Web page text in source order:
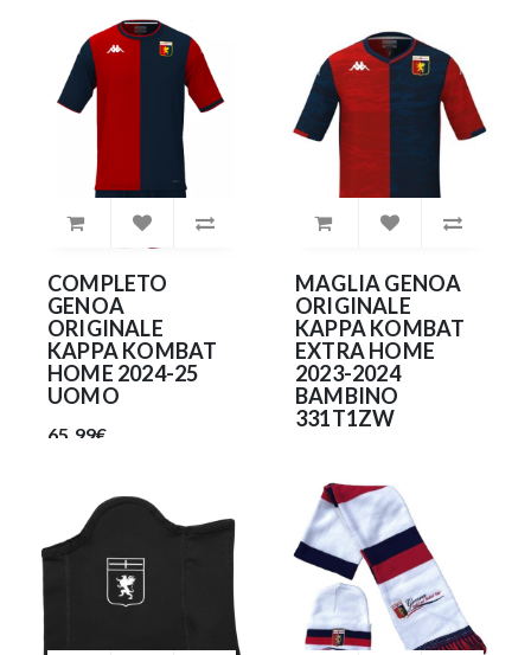
COMPLETO
GENOA
ORIGINALE
KAPPA KOMBAT
HOME 2024-25
UOMO
65.99€
MAGLIA GENOA
ORIGINALE
KAPPA KOMBAT
EXTRA HOME
2023-2024
BAMBINO
331T1ZW